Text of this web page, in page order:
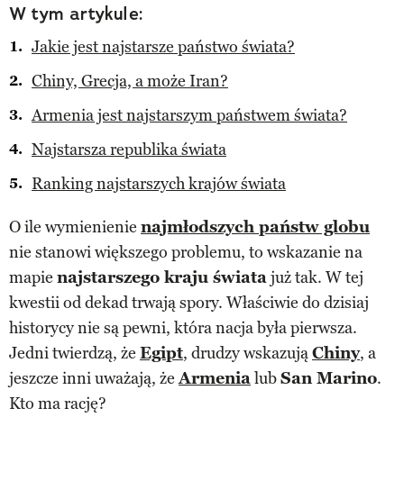
W tym artykule:
Jakie jest najstarsze państwo świata?
Chiny, Grecja, a może Iran?
Armenia jest najstarszym państwem świata?
Najstarsza republika świata
Ranking najstarszych krajów świata
O ile wymienienie najmłodszych państw globu
nie stanowi większego problemu, to wskazanie na
mapie najstarszego kraju światajuż tak. W tej
kwestii od dekad trwają spory. Właściwie do dzisiaj
historycy nie są pewni, która nacja była pierwsza.
Jedni twierdzą, że Egipt, drudzy wskazująChiny, a
jeszcze inni uważają, żeArmenialubSan Marino.
Kto ma rację?